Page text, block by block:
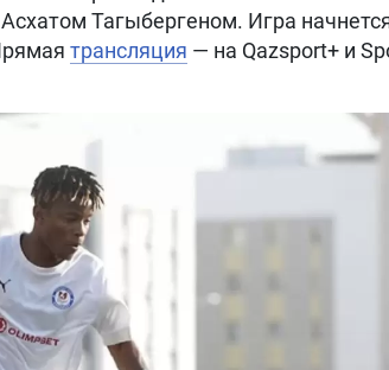
Тагыбергеном. Игра
трансляция — на Qazsport+ и